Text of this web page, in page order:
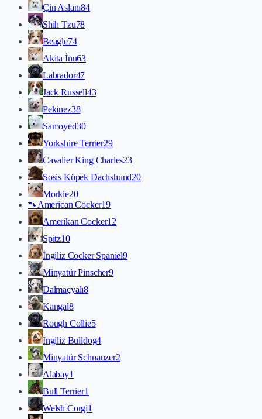
Çin Aslanı84
Shih Tzu78
Beagle74
Akita İnu63
Labrador47
Jack Russell43
Pekinez38
Samoyed30
Yorkshire Terrier29
Cavalier King Charles23
Sosis Köpek Dachshund20
Morkie20
🐾American Cocker19
Amerikan Cocker12
Spitz10
İngiliz Cocker Spaniel9
Minyatür Pinscher9
Dalmaçyalı8
Kangal8
Rough Collie5
İngiliz Bulldog4
Minyatür Schnauzer2
Alabay1
Bull Terrier1
Welsh Corgi1